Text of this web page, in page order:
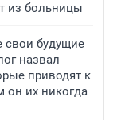
из больницы
свои будущие
назвал
приводят к
он их никогда